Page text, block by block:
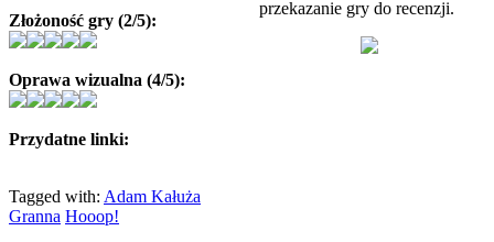
przekazanie gry do recenzji.
Złożoność gry (2/5):
Oprawa wizualna (4/5):
Przydatne linki:
Tagged with: Adam Kałuża
Granna Hooop!